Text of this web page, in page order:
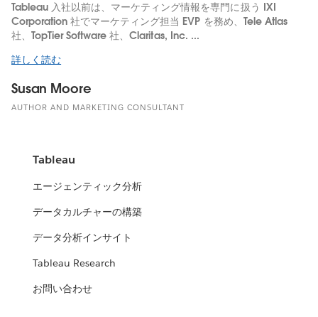
Tableau 入社以前は、マーケティング情報を専門に扱う IXI
Corporation 社でマーケティング担当 EVP を務め、Tele Atlas
社、TopTier Software 社、Claritas, Inc. ...
詳しく読む
Susan Moore
AUTHOR AND MARKETING CONSULTANT
Tableau
エージェンティック分析
データカルチャーの構築
データ分析インサイト
Tableau Research
お問い合わせ